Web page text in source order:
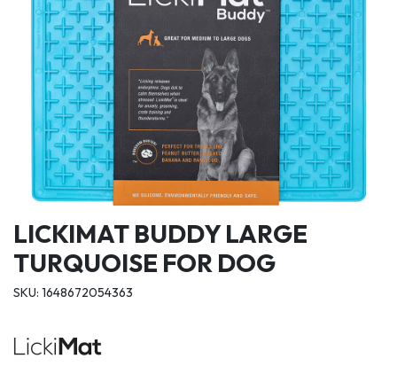
LICKIMAT BUDDY LARGE
TURQUOISE FOR DOG
SKU: 1648672054363